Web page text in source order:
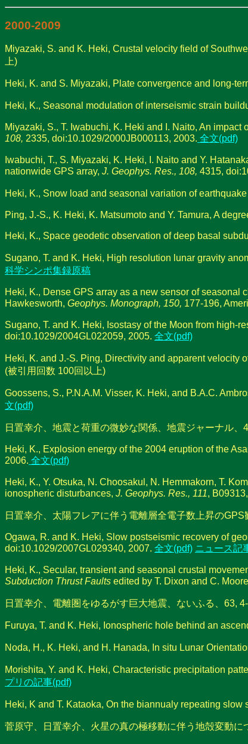
2000-2009
Miyazaki, S. and K. Heki, Crustal velocity field of
上)
Heki, K. and S. Miyazaki, Plate convergence and long-
Heki, K., Seasonal modulation of interseismic strain
Miyazaki, S., T. Iwabuchi, K. Heki and I. Naito, An
108, 2335, doi:10.1029/2000JB000113, 2003. 全文(pdf)
Iwabuchi, T., S. Miyazaki, K. Heki, I. Naito and Y.
nationwide GPS array, J. Geophys. Res., 108, 4315,
Heki, K., Snow load and seasonal variation of
Ping, J.-S., K. Heki, K. Matsumoto and Y. Tamura, A
Heki, K., Space geodetic observation of deep basal
Sugano, T. and K. Heki, High resolution lunar gravity
科学シンポ集録原稿
Heki, K., Dense GPS array as a new sensor of seasonal
Hawkesworth, Geophys. Monograph, 150, 177-196,
Sugano, T. and K. Heki, Isostasy of the Moon from high-
doi:10.1029/2004GL022059, 2005. 全文(pdf)
Heki, K. and J.-S. Ping, Directivity and apparent velocity
(被引用回数 100回以上)
Goossens, S., P.N.A.M. Visser, K. Heki, and B.A.C.
文(pdf)
日置幸介、地震と荷重の微妙な関係、地震ジャーナル、
Heki, K., Explosion energy of the 2004 eruption of the
2006. 全文(pdf)
Heki, K., Y. Otsuka, N. Choosakul, N. Hemmakorn, T.
ionospheric disturbances, J. Geophys. Res., 111,
日置幸介、太陽フレアに伴う電離層全電子数上昇の
Ogawa, R. and K. Heki, Slow postseismic recovery of
doi:10.1029/2007GL029340, 2007. 全文(pdf) ニュース記
Heki, K., Secular, transient and seasonal crustal
Subduction Thrust Faults edited by T. Dixon and C.
日置幸介、電離圏をゆるがす巨大地震、ないふる、63,
Furuya, T. and K. Heki, Ionospheric hole behind an
Noda, H., K. Heki, and H. Hanada, In situ Lunar
Morishita, Y. and K. Heki, Characteristic precipitation
プリの記事(pdf)
Heki, K and T. Kataoka, On the biannualy repeating
菅原守、日置幸介、火星の真の極移動に伴う地殻変動